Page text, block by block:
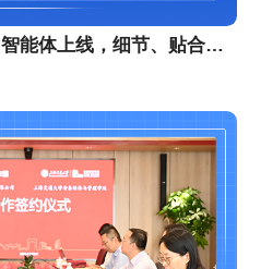
东信高精度“虚拟试衣间”智能体上线，细节、贴合度等AI换衣技术能力创新升级